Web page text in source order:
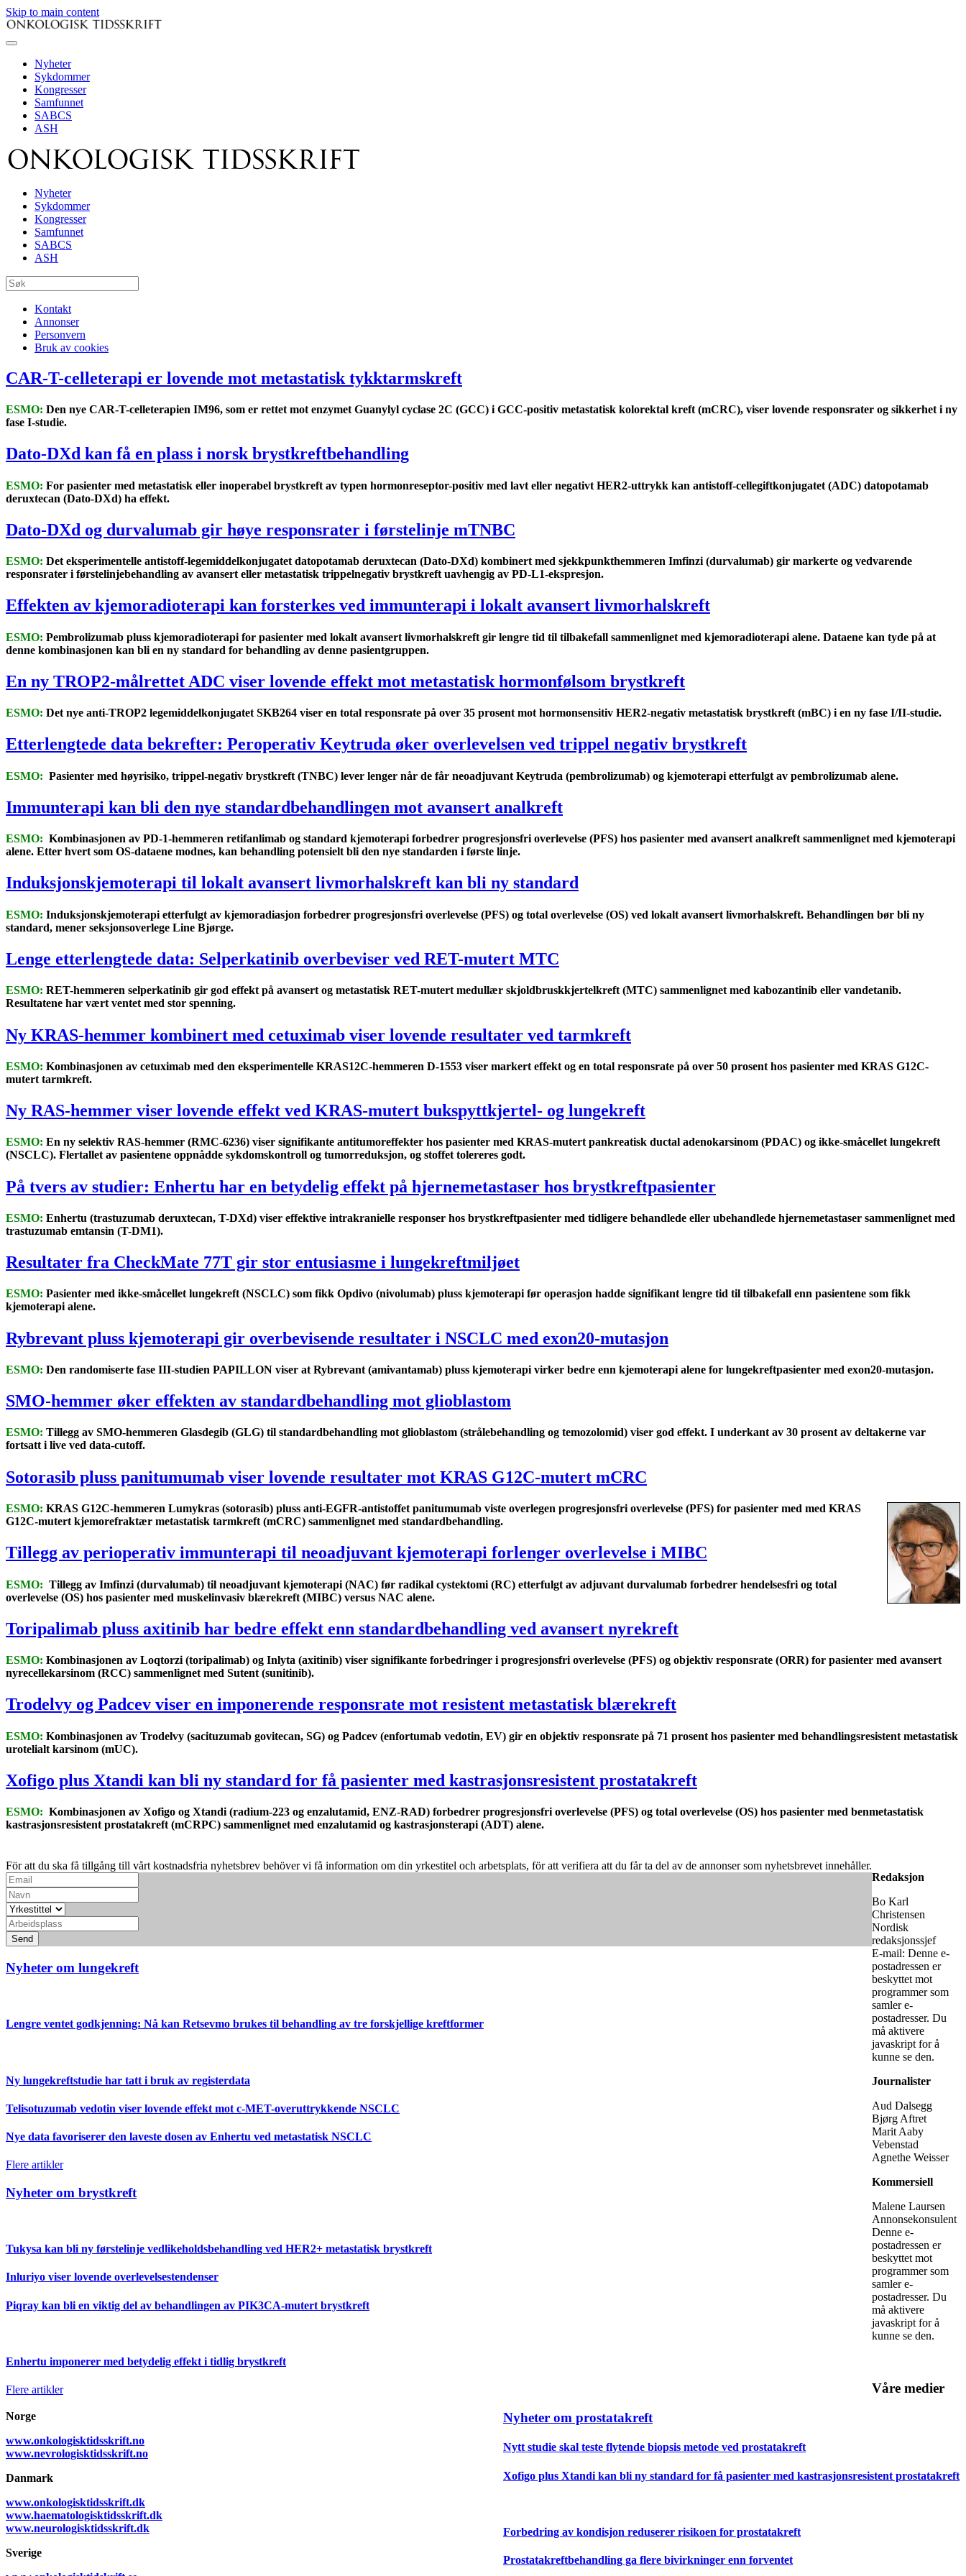
Skip to main content
Nyheter
Sykdommer
Kongresser
Samfunnet
SABCS
ASH
Nyheter
Sykdommer
Kongresser
Samfunnet
SABCS
ASH
Kontakt
Annonser
Personvern
Bruk av cookies
CAR-T-celleterapi er lovende mot metastatisk tykktarmskreft
ESMO: Den nye CAR-T-celleterapien IM96, som er rettet mot enzymet Guanylyl cyclase 2C (GCC) i GCC-positiv metastatisk kolorektal kreft (mCRC), viser lovende responsrater og sikkerhet i ny
fase I-studie.
Dato-DXd kan få en plass i norsk brystkreftbehandling
ESMO: For pasienter med metastatisk eller inoperabel brystkreft av typen hormonreseptor-positiv med lavt eller negativt HER2-uttrykk kan antistoff-cellegiftkonjugatet (ADC) datopotamab
deruxtecan (Dato-DXd) ha effekt.
Dato-DXd og durvalumab gir høye responsrater i førstelinje mTNBC
ESMO: Det eksperimentelle antistoff-legemiddelkonjugatet datopotamab deruxtecan (Dato-DXd) kombinert med sjekkpunkthemmeren Imfinzi (durvalumab) gir markerte og vedvarende
responsrater i førstelinjebehandling av avansert eller metastatisk trippelnegativ brystkreft uavhengig av PD-L1-ekspresjon.
Effekten av kjemoradioterapi kan forsterkes ved immunterapi i lokalt avansert livmorhalskreft
ESMO: Pembrolizumab pluss kjemoradioterapi for pasienter med lokalt avansert livmorhalskreft gir lengre tid til tilbakefall sammenlignet med kjemoradioterapi alene. Dataene kan tyde på at
denne kombinasjonen kan bli en ny standard for behandling av denne pasientgruppen.
En ny TROP2-målrettet ADC viser lovende effekt mot metastatisk hormonfølsom brystkreft
ESMO: Det nye anti-TROP2 legemiddelkonjugatet SKB264 viser en total responsrate på over 35 prosent mot hormonsensitiv HER2-negativ metastatisk brystkreft (mBC) i en ny fase I/II-studie.
Etterlengtede data bekrefter: Peroperativ Keytruda øker overlevelsen ved trippel negativ brystkreft
ESMO: Pasienter med høyrisiko, trippel-negativ brystkreft (TNBC) lever lenger når de får neoadjuvant Keytruda (pembrolizumab) og kjemoterapi etterfulgt av pembrolizumab alene.
Immunterapi kan bli den nye standardbehandlingen mot avansert analkreft
ESMO: Kombinasjonen av PD-1-hemmeren retifanlimab og standard kjemoterapi forbedrer progresjonsfri overlevelse (PFS) hos pasienter med avansert analkreft sammenlignet med kjemoterapi
alene. Etter hvert som OS-dataene modnes, kan behandling potensielt bli den nye standarden i første linje.
Induksjonskjemoterapi til lokalt avansert livmorhalskreft kan bli ny standard
ESMO: Induksjonskjemoterapi etterfulgt av kjemoradiasjon forbedrer progresjonsfri overlevelse (PFS) og total overlevelse (OS) ved lokalt avansert livmorhalskreft. Behandlingen bør bli ny
standard, mener seksjonsoverlege Line Bjørge.
Lenge etterlengtede data: Selperkatinib overbeviser ved RET-mutert MTC
ESMO: RET-hemmeren selperkatinib gir god effekt på avansert og metastatisk RET-mutert medullær skjoldbruskkjertelkreft (MTC) sammenlignet med kabozantinib eller vandetanib.
Resultatene har vært ventet med stor spenning.
Ny KRAS-hemmer kombinert med cetuximab viser lovende resultater ved tarmkreft
ESMO: Kombinasjonen av cetuximab med den eksperimentelle KRAS12C-hemmeren D-1553 viser markert effekt og en total responsrate på over 50 prosent hos pasienter med KRAS G12C-
mutert tarmkreft.
Ny RAS-hemmer viser lovende effekt ved KRAS-mutert bukspyttkjertel- og lungekreft
ESMO: En ny selektiv RAS-hemmer (RMC-6236) viser signifikante antitumoreffekter hos pasienter med KRAS-mutert pankreatisk ductal adenokarsinom (PDAC) og ikke-småcellet lungekreft
(NSCLC). Flertallet av pasientene oppnådde sykdomskontroll og tumorreduksjon, og stoffet tolereres godt.
På tvers av studier: Enhertu har en betydelig effekt på hjernemetastaser hos brystkreftpasienter
ESMO: Enhertu (trastuzumab deruxtecan, T-DXd) viser effektive intrakranielle responser hos brystkreftpasienter med tidligere behandlede eller ubehandlede hjernemetastaser sammenlignet med
trastuzumab emtansin (T-DM1).
Resultater fra CheckMate 77T gir stor entusiasme i lungekreftmiljøet
ESMO: Pasienter med ikke-småcellet lungekreft (NSCLC) som fikk Opdivo (nivolumab) pluss kjemoterapi før operasjon hadde signifikant lengre tid til tilbakefall enn pasientene som fikk
kjemoterapi alene.
Rybrevant pluss kjemoterapi gir overbevisende resultater i NSCLC med exon20-mutasjon
ESMO: Den randomiserte fase III-studien PAPILLON viser at Rybrevant (amivantamab) pluss kjemoterapi virker bedre enn kjemoterapi alene for lungekreftpasienter med exon20-mutasjon.
SMO-hemmer øker effekten av standardbehandling mot glioblastom
ESMO: Tillegg av SMO-hemmeren Glasdegib (GLG) til standardbehandling mot glioblastom (strålebehandling og temozolomid) viser god effekt. I underkant av 30 prosent av deltakerne var
fortsatt i live ved data-cutoff.
Sotorasib pluss panitumumab viser lovende resultater mot KRAS G12C-mutert mCRC
ESMO: KRAS G12C-hemmeren Lumykras (sotorasib) pluss anti-EGFR-antistoffet panitumumab viste overlegen progresjonsfri overlevelse (PFS) for pasienter med med KRAS
G12C-mutert kjemorefraktær metastatisk tarmkreft (mCRC) sammenlignet med standardbehandling.
Tillegg av perioperativ immunterapi til neoadjuvant kjemoterapi forlenger overlevelse i MIBC
ESMO: Tillegg av Imfinzi (durvalumab) til neoadjuvant kjemoterapi (NAC) før radikal cystektomi (RC) etterfulgt av adjuvant durvalumab forbedrer hendelsesfri og total
overlevelse (OS) hos pasienter med muskelinvasiv blærekreft (MIBC) versus NAC alene.
Toripalimab pluss axitinib har bedre effekt enn standardbehandling ved avansert nyrekreft
ESMO: Kombinasjonen av Loqtorzi (toripalimab) og Inlyta (axitinib) viser signifikante forbedringer i progresjonsfri overlevelse (PFS) og objektiv responsrate (ORR) for pasienter med avansert
nyrecellekarsinom (RCC) sammenlignet med Sutent (sunitinib).
Trodelvy og Padcev viser en imponerende responsrate mot resistent metastatisk blærekreft
ESMO: Kombinasjonen av Trodelvy (sacituzumab govitecan, SG) og Padcev (enfortumab vedotin, EV) gir en objektiv responsrate på 71 prosent hos pasienter med behandlingsresistent metastatisk
urotelialt karsinom (mUC).
Xofigo plus Xtandi kan bli ny standard for få pasienter med kastrasjonsresistent prostatakreft
ESMO: Kombinasjonen av Xofigo og Xtandi (radium-223 og enzalutamid, ENZ-RAD) forbedrer progresjonsfri overlevelse (PFS) og total overlevelse (OS) hos pasienter med benmetastatisk
kastrasjonsresistent prostatakreft (mCRPC) sammenlignet med enzalutamid og kastrasjonsterapi (ADT) alene.
För att du ska få tillgång till vårt kostnadsfria nyhetsbrev behöver vi få information om din yrkestitel och arbetsplats, för att verifiera att du får ta del av de annonser som nyhetsbrevet innehåller.
Send
Nyheter om lungekreft
Lengre ventet godkjenning: Nå kan Retsevmo brukes til behandling av tre forskjellige kreftformer
Ny lungekreftstudie har tatt i bruk av registerdata
Telisotuzumab vedotin viser lovende effekt mot c-MET-overuttrykkende NSCLC
Nye data favoriserer den laveste dosen av Enhertu ved metastatisk NSCLC
Flere artikler
Nyheter om brystkreft
Tukysa kan bli ny førstelinje vedlikeholdsbehandling ved HER2+ metastatisk brystkreft
Inluriyo viser lovende overlevelsestendenser
Piqray kan bli en viktig del av behandlingen av PIK3CA-mutert brystkreft
Enhertu imponerer med betydelig effekt i tidlig brystkreft
Flere artikler
Nyheter om prostatakreft
Nytt studie skal teste flytende biopsis metode ved prostatakreft
Xofigo plus Xtandi kan bli ny standard for få pasienter med kastrasjonsresistent prostatakreft
Forbedring av kondisjon reduserer risikoen for prostatakreft
Prostatakreftbehandling ga flere bivirkninger enn forventet
Redaksjon
Bo Karl
Christensen
Nordisk
redaksjonssjef
E-mail: Denne e-
postadressen er
beskyttet mot
programmer som
samler e-
postadresser. Du
må aktivere
javaskript for å
kunne se den.
Journalister
Aud Dalsegg
Bjørg Aftret
Marit Aaby
Vebenstad
Agnethe Weisser
Kommersiell
Malene Laursen
Annonsekonsulent
Denne e-
postadressen er
beskyttet mot
programmer som
samler e-
postadresser. Du
må aktivere
javaskript for å
kunne se den.
Våre medier
Norge
www.onkologisktidsskrift.no
www.nevrologisktidsskrift.no
Danmark
www.onkologisktidsskrift.dk
www.haematologisktidsskrift.dk
www.neurologisktidsskrift.dk
Sverige